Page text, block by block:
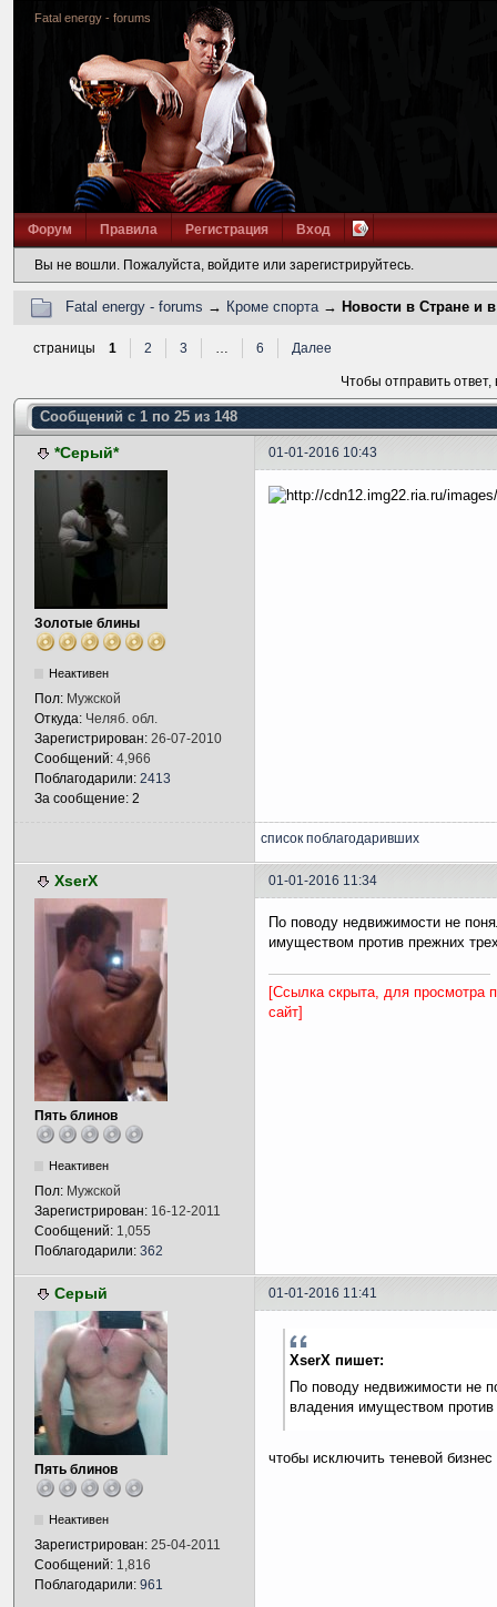
Fatal energy - forums
Форум Правила Регистрация Вход
Вы не вошли. Пожалуйста, войдите или зарегистрируйтесь.
Fatal energy - forums → Кроме спорта → Новости в Стране и
страницы 1 2 3 … 6 Далее
Чтобы отправить
Сообщений с 1 по 25 из 148
*Серый* 01-01-2016 10:43
Золотые блины
Неактивен
Пол: Мужской
Откуда: Челяб. обл.
Зарегистрирован: 26-07-2010
Сообщений: 4,966
Поблагодарили: 2413
За сообщение: 2
список поблагодаривших
XserX 01-01-2016 11:34
Пять блинов
Неактивен
Пол: Мужской
Зарегистрирован: 16-12-2011
Сообщений: 1,055
Поблагодарили: 362
По поводу недвижимости не
имуществом против прежних
[Ссылка скрыта, для просмотра
сайт]
Серый 01-01-2016 11:41
Пять блинов
Неактивен
Зарегистрирован: 25-04-2011
Сообщений: 1,816
Поблагодарили: 961
XserX пишет:
По поводу недвижимости не
владения имуществом против
чтобы исключить теневой